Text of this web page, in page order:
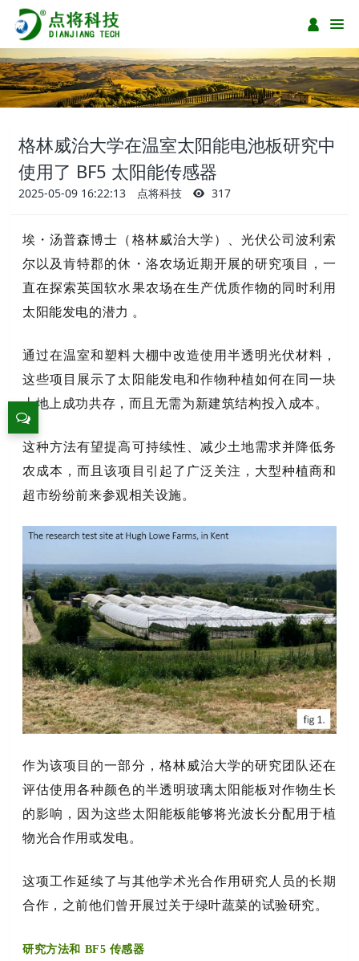
格林威治大学在温室太阳能电池板研究中
使用了 BF5 太阳能传感器
2025-05-09 16:22:13 点将科技 317
埃・汤普森博士（格林威治大学）、光伏公司波利索
尔以及肯特郡的休・洛农场近期开展的研究项目，一
直在探索英国软水果农场在生产优质作物的同时利用
太阳能发电的潜力 。
通过在温室和塑料大棚中改造使用半透明光伏材料，
这些项目展示了太阳能发电和作物种植如何在同一块
土地上成功共存，而且无需为新建筑结构投入成本。
这种方法有望提高可持续性、减少土地需求并降低务
农成本，而且该项目引起了广泛关注，大型种植商和
超市纷纷前来参观相关设施。
作为该项目的一部分，格林威治大学的研究团队还在
评估使用各种颜色的半透明玻璃太阳能板对作物生长
的影响，因为这些太阳能板能够将光波长分配用于植
物光合作用或发电。
这项工作延续了与其他学术光合作用研究人员的长期
合作，之前他们曾开展过关于绿叶蔬菜的试验研究。
研究方法和 BF5 传感器